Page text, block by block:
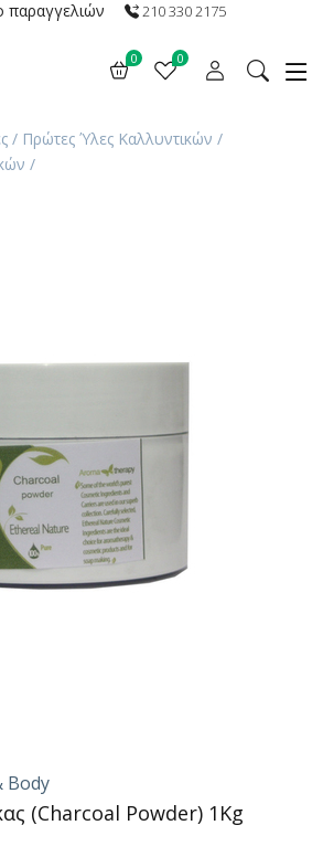
210 330 2175
0 0
/ Πρώτες Ύλες Καλλυντικών /
/
(Charcoal Powder) 1Kg
Body